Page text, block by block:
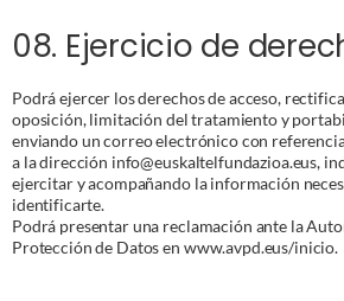
08. Ejercicio de
Podrá ejercer los derechos de acceso,
oposición, limitación del tratamiento y
enviando un correo electrónico con
a la dirección info@euskaltelfundazioa.eus,
ejercitar y acompañando la información
identificarte.
Podrá presentar una reclamación ante la
Protección de Datos en www.avpd.eus/inicio.